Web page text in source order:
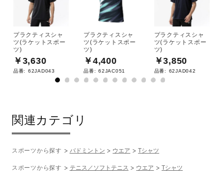
プラクティスシャ
ツ(ラケットスポー
ツ)
￥3,630
品番: 62JAD043
プラクティスシャ
ツ(ラケットスポー
ツ)
￥4,400
品番: 62JAC051
プラクティスシャ
ツ(ラケットスポー
ツ)
￥3,850
品番: 62JAD042
関連カテゴリ
スポーツから探す バドミントン ウエア Tシャツ
スポーツから探す テニス／ソフトテニス ウエア Tシャツ